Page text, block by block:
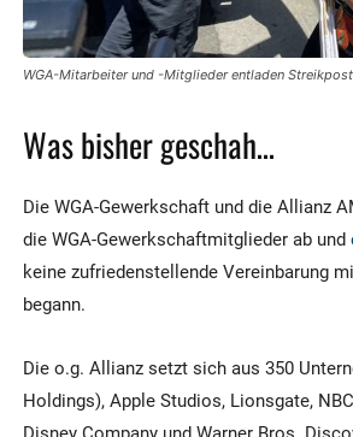
WGA-Mitarbeiter und -Mitglieder entladen
Was bisher geschah…
Die WGA-Gewerkschaft und die Allianz
die WGA-Gewerkschaftmitglieder ab und
keine zufriedenstellende Vereinbarung
begann.
Die o.g. Allianz setzt sich aus 350
Holdings), Apple Studios, Lionsgate,